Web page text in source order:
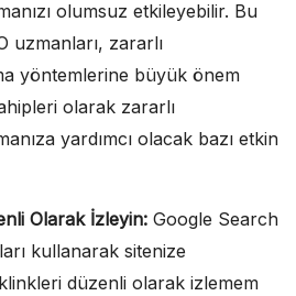
olumsuz etkileyebilir. Bu
uzmanları, zararlı
yöntemlerine büyük önem
olarak zararlı
yardımcı olacak bazı etkin
Olarak İzleyin: Google Search
kullanarak sitenize
düzenli olarak izlemem